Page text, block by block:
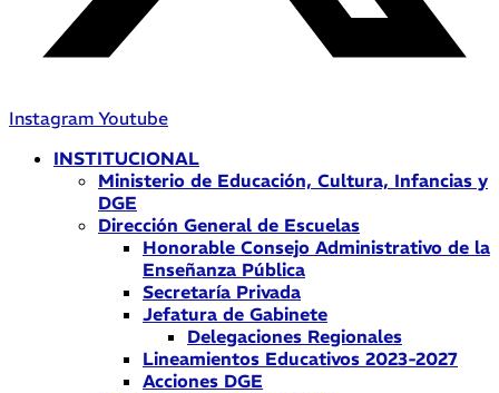
Instagram Youtube
INSTITUCIONAL
Ministerio de Educación, Cultura, Infancias y
DGE
Dirección General de Escuelas
Honorable Consejo Administrativo de la
Enseñanza Pública
Secretaría Privada
Jefatura de Gabinete
Delegaciones Regionales
Lineamientos Educativos 2023-2027
Acciones DGE